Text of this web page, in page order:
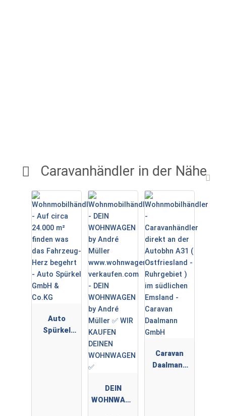
Caravanhändler in der Nähe
Auto
Spürkel
DEIN
WOHNWAGE
Caravan
Daalmann